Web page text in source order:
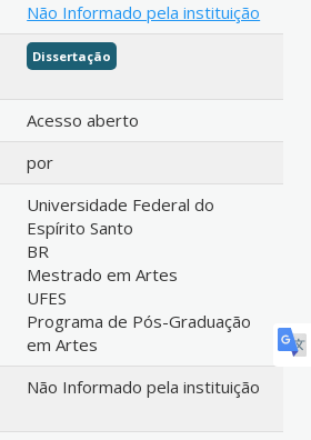
Não Informado pela instituição
Dissertação
Acesso aberto
por
Universidade Federal do
Espírito Santo
BR
Mestrado em Artes
UFES
Programa de Pós-Graduação
em Artes
Não Informado pela instituição